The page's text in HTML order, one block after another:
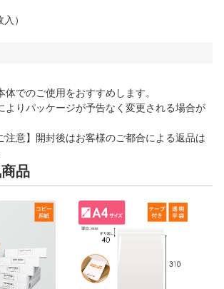
）
でのご使用をおすすめします。
りパッケージが予告なく変更される場合が
意】開封後はお客様のご都合による返品は
品